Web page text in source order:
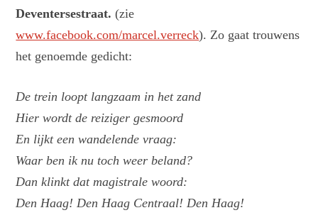
Deventersestraat. (zie
www.facebook.com/marcel.verreck). Zo gaat trouwens
het genoemde gedicht:
De trein loopt langzaam in het zand
Hier wordt de reiziger gesmoord
En lijkt een wandelende vraag:
Waar ben ik nu toch weer beland?
Dan klinkt dat magistrale woord:
Den Haag! Den Haag Centraal! Den Haag!